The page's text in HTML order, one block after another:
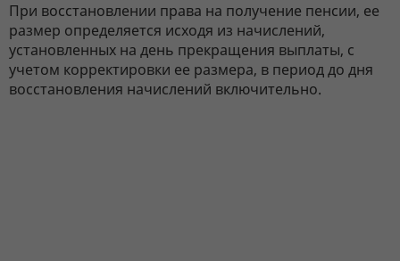
При восстановлении права на получение пенсии, ее
размер определяется исходя из начислений,
установленных на день прекращения выплаты, с
учетом корректировки ее размера, в период до дня
восстановления начислений включительно.